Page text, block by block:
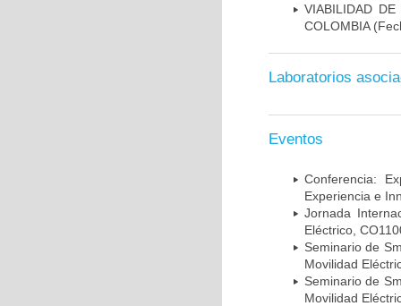
VIABILIDAD
COLOMBIA
Laboratorios
Eventos
Conferencia:
Experiencia e
Jornada
Eléctrico,
Seminario de
Movilidad
Seminario de
Movilidad